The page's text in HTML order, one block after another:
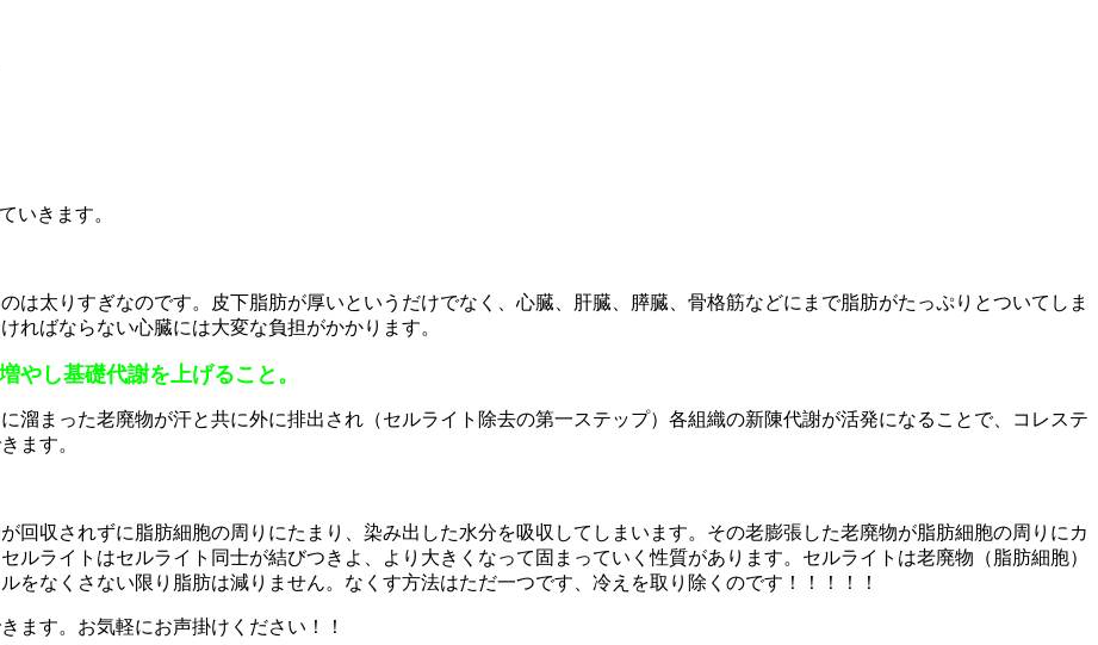
いきます。
は太りすぎなのです。皮下脂肪が厚いというだけでなく、心臓、肝臓、膵臓、骨格筋などにまで脂肪がたっぷりとついてしま
ればならない心臓には大変な負担がかかります。
やし基礎代謝を上げること。
溜まった老廃物が汗と共に外に排出され（セルライト除去の第一ステップ）各組織の新陳代謝が活発になることで、コレステ
ます。
回収されずに脂肪細胞の周りにたまり、染み出した水分を吸収してしまいます。その老膨張した老廃物が脂肪細胞の周りにカ
ルライトはセルライト同士が結びつきよ、より大きくなって固まっていく性質があります。セルライトは老廃物（脂肪細胞）
をなくさない限り脂肪は減りません。なくす方法はただ一つです、冷えを取り除くのです！！！！！
ます。お気軽にお声掛けください！！